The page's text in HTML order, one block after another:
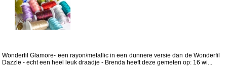
Wonderfil Glamore- een rayon/metallic in een dunnere versie dan de Wonderfil
Dazzle - echt een heel leuk draadje - Brenda heeft deze gemeten op: 16 wi...